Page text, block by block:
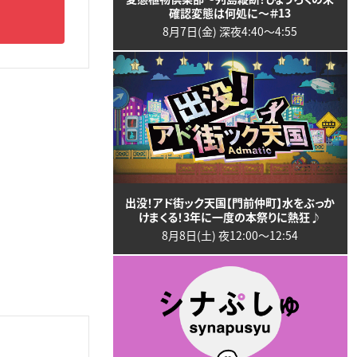
確認変態は何処に～＃13
8月7日(金) 深夜4:40〜4:55
出没！アド街ック天国【門前仲町】水をぶっか
けまくる！3年に一度の本祭りに熱狂♪
8月8日(土) 夜12:00〜12:54